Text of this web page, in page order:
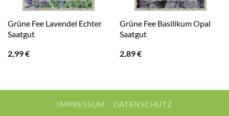
Grüne Fee Lavendel Echter
Saatgut
2,99€
Grüne Fee Basilikum Opal
Saatgut
2,89€
IMPRESSUM DATENSCHUTZ